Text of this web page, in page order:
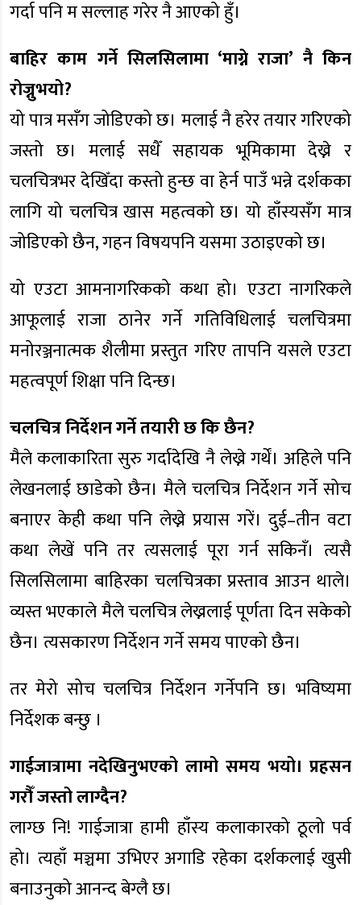
गर्दा पनि म सल्लाह गरेर नै आएको हुँ।
बाहिर काम गर्ने सिलसिलामा ‘माग्ने राजा’ नै किन
रोज्नुभयो?
यो पात्र मसँग जोडिएको छ। मलाई नै हरेर तयार गरिएको
जस्तो छ। मलाई सधैँ सहायक भूमिकामा देख्ने र
चलचित्रभर देखिँदा कस्तो हुन्छ वा हेर्न पाउँ भन्ने दर्शकका
लागि यो चलचित्र खास महत्वको छ। यो हाँस्यसँग मात्र
जोडिएको छैन, गहन विषयपनि यसमा उठाइएको छ।
यो एउटा आमनागरिकको कथा हो। एउटा नागरिकले
आफूलाई राजा ठानेर गर्ने गतिविधिलाई चलचित्रमा
मनोरञ्जनात्मक शैलीमा प्रस्तुत गरिए तापनि यसले एउटा
महत्वपूर्ण शिक्षा पनि दिन्छ।
चलचित्र निर्देशन गर्ने तयारी छ कि छैन?
मैले कलाकारिता सुरु गर्दादेखि नै लेख्ने गर्थें। अहिले पनि
लेखनलाई छाडेको छैन। मैले चलचित्र निर्देशन गर्ने सोच
बनाएर केही कथा पनि लेख्ने प्रयास गरें। दुई–तीन वटा
कथा लेखें पनि तर त्यसलाई पूरा गर्न सकिनँ। त्यसै
सिलसिलामा बाहिरका चलचित्रका प्रस्ताव आउन थाले।
व्यस्त भएकाले मैले चलचित्र लेख्नलाई पूर्णता दिन सकेको
छैन। त्यसकारण निर्देशन गर्ने समय पाएको छैन।
तर मेरो सोच चलचित्र निर्देशन गर्नेपनि छ। भविष्यमा
निर्देशक बन्छु ।
गाईजात्रामा नदेखिनुभएको लामो समय भयो। प्रहसन
गरौँ जस्तो लाग्दैन?
लाग्छ नि! गाईजात्रा हामी हाँस्य कलाकारको ठूलो पर्व
हो। त्यहाँ मञ्चमा उभिएर अगाडि रहेका दर्शकलाई खुसी
बनाउनुको आनन्द बेग्लै छ।